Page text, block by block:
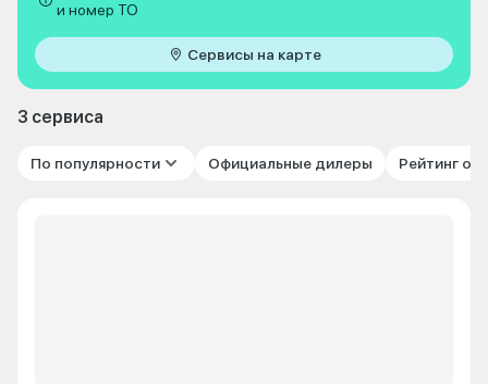
и номер ТО
Сервисы на карте
3 сервиса
По популярности Официальные дилеры Рейтинг